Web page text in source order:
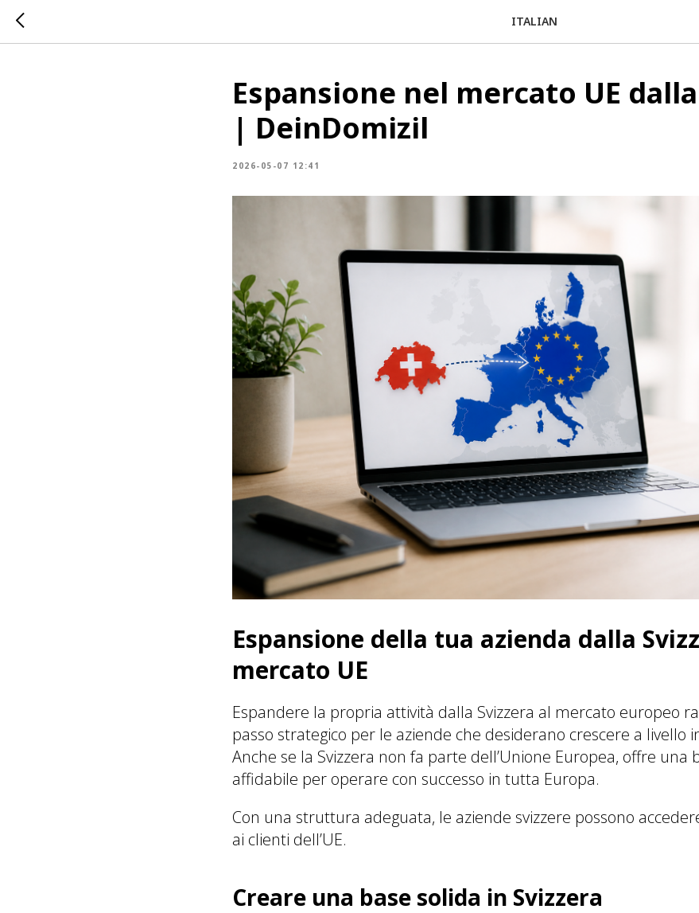
ITALIAN
Espansione nel mercato UE
| DeinDomizil
2026-05-07 12:41
Espansione della tua azienda dalla
mercato UE
Espandere la propria attività dalla Svizzera al mercato europeo
passo strategico per le aziende che desiderano crescere a livello
Anche se la Svizzera non fa parte dell’Unione Europea, offre una
affidabile per operare con successo in tutta Europa.
Con una struttura adeguata, le aziende svizzere possono
ai clienti dell’UE.
Creare una base solida in Svizzera